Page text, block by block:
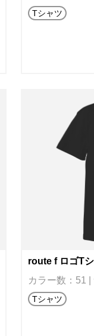
Tシャツ
route f ロゴT
カラー数：51
Tシャツ